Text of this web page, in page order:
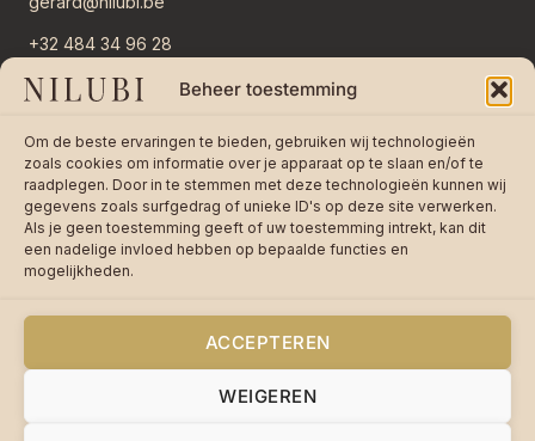
Beheer toestemming
Om de beste ervaringen te bieden, gebruiken wij technologieën
zoals cookies om informatie over je apparaat op te slaan en/of te
raadplegen. Door in te stemmen met deze technologieën kunnen wij
gegevens zoals surfgedrag of unieke ID's op deze site verwerken.
Als je geen toestemming geeft of uw toestemming intrekt, kan dit
een nadelige invloed hebben op bepaalde functies en
mogelijkheden.
ACCEPTEREN
WEIGEREN
+32 484 34 96 28
Overlaar 11
2382 Ravels, België
Stuur bericht →
reviews op bol.com